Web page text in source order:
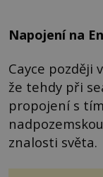
Napojení na
Cayce později
že tehdy při
propojení s
znalosti světa.